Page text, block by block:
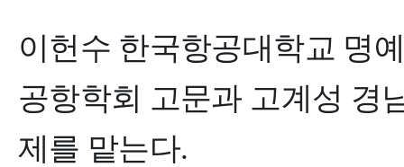
이헌수 한국항공대학교 명
공항학회 고문과 고계성 경
제를 맡는다.